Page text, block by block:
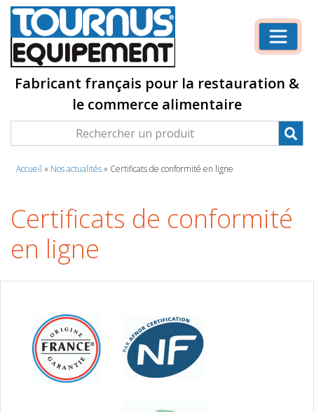
Fabricant français pour la restauration &
le commerce alimentaire
Accueil » Nos actualités » Certificats de conformité en ligne
Certificats de conformité
en ligne